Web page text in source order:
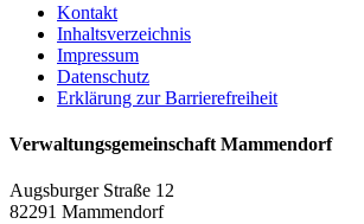
Kontakt
Inhaltsverzeichnis
Impressum
Datenschutz
Erklärung zur Barrierefreiheit
Verwaltungsgemeinschaft Mammendorf
Augsburger Straße 12
82291 Mammendorf